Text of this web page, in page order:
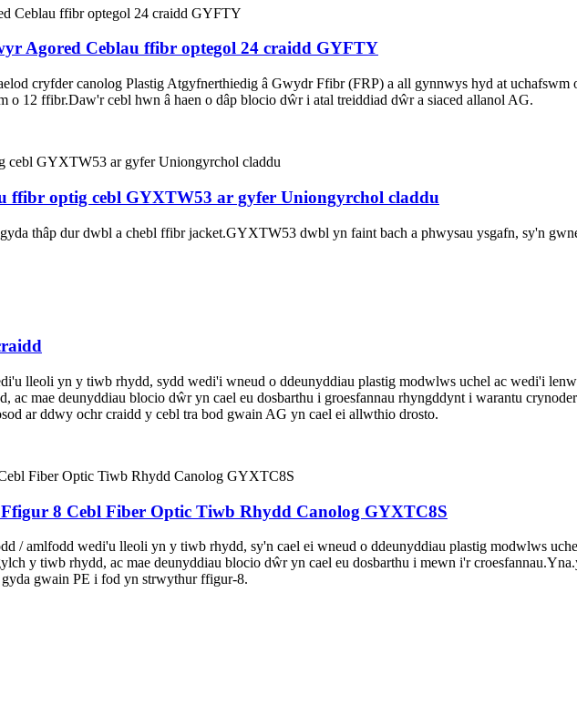
Agored Ceblau ffibr optegol 24 craidd GYFTY
cryfder canolog Plastig Atgyfnerthiedig â Gwydr Ffibr (FRP) a all gynnwys hyd at uchafswm
12 ffibr.Daw'r cebl hwn â haen o dâp blocio dŵr i atal treiddiad dŵr a siaced allanol AG.
ffibr optig cebl GYXTW53 ar gyfer Uniongyrchol claddu
thâp dur dwbl a chebl ffibr jacket.GYXTW53 dwbl yn faint bach a phwysau ysgafn, sy'n
lleoli yn y tiwb rhydd, sydd wedi'i wneud o ddeunyddiau plastig modwlws uchel ac wedi'i
mae deunyddiau blocio dŵr yn cael eu dosbarthu i groesfannau rhyngddynt i warantu
ar ddwy ochr craidd y cebl tra bod gwain AG yn cael ei allwthio drosto.
8 Cebl Fiber Optic Tiwb Rhydd Canolog GYXTC8S
/ amlfodd wedi'u lleoli yn y tiwb rhydd, sy'n cael ei wneud o ddeunyddiau plastig modwlws
y tiwb rhydd, ac mae deunyddiau blocio dŵr yn cael eu dosbarthu i mewn i'r
gwain PE i fod yn strwythur ffigur-8.